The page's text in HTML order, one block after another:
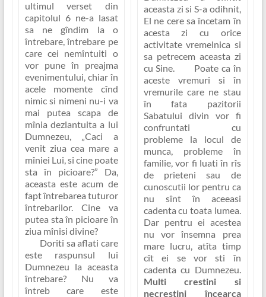
ultimul verset din
capitolul 6 ne-a lasat
sa ne gîndim la o
întrebare, întrebare pe
care cei nemîntuiti o
vor pune în preajma
evenimentului, chiar în
acele momente cînd
nimic si nimeni nu-i va
mai putea scapa de
mînia dezlantuita a lui
Dumnezeu,
„Caci a
venit ziua cea mare a
mîniei Lui, si cine poate
sta în picioare?” Da,
aceasta este acum de
fapt întrebarea tuturor
întrebarilor. Cine va
putea sta în picioare în
ziua mînisi divine?
Doriti sa aflati care
este raspunsul lui
Dumnezeu la aceasta
întrebare? Nu va
întreb care este
aceasta zi si S-a odihnit,
El ne cere sa încetam în
acesta zi cu orice
activitate vremelnica si
sa petrecem aceasta zi
cu Sine. Poate ca în
aceste vremuri si în
vremurile care ne stau
în fata pazitorii
Sabatului divin vor fi
confruntati cu
probleme la locul de
munca, probleme în
familie, vor fi luati în rîs
de prieteni sau de
cunoscutii lor pentru ca
nu sînt în aceeasi
cadenta cu toata lumea.
Dar pentru ei acestea
nu vor însemna prea
mare lucru, atîta timp
cît ei se vor sti în
cadenta cu Dumnezeu.
Multi crestini si
necrestini încearca